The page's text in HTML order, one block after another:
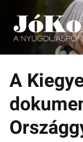
Tovább
tartalomra
Tudnivalók,
A